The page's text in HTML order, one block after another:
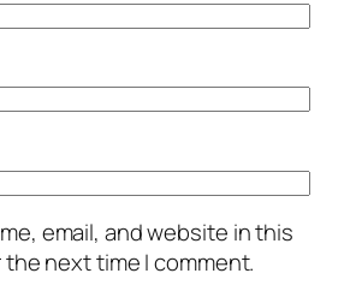
email, and website in this
next time I comment.